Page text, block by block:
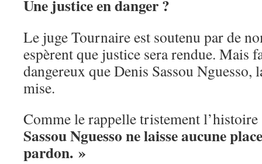
Une justice en danger ?
Le juge Tournaire est soutenu par de
espèrent que justice sera rendue. Mais
dangereux que Denis Sassou Nguesso,
mise.
Comme le rappelle tristement
Sassou Nguesso ne laisse aucune
pardon. »